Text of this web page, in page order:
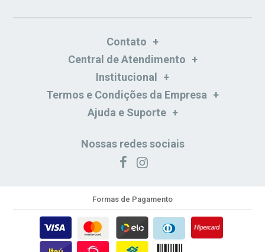
Contato
Central de Atendimento
Institucional
Termos e Condições da Empresa
Ajuda e Suporte
Nossas redes sociais
Formas de Pagamento